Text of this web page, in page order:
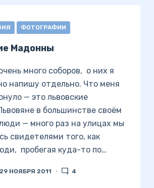
ФОТОГРАФИИ
Мадонны
много соборов, о них я
напишу отдельно. Что меня
— это львовские
в большинстве своём
— много раз на улицах мы
свидетелями того, как
пробегая куда-то по…
29 НОЯБРЯ 2011 4